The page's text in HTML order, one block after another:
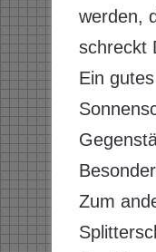
werden,
schreckt
Ein
Zum